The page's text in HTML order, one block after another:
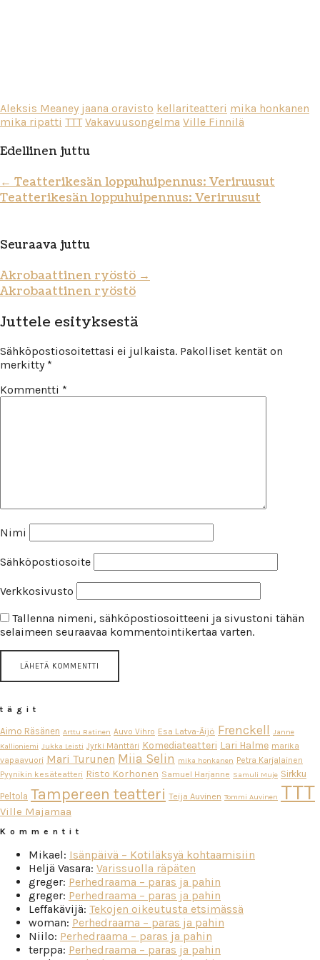
Aleksis Meaney jaana oravisto kellariteatteri mika honkanen
mika ripatti TTT Vakavuusongelma Ville Finnilä
Edellinen juttu
← Teatterikesän loppuhuipennus: Veriruusut
Teatterikesän loppuhuipennus: Veriruusut
Seuraava juttu
Akrobaattinen ryöstö →
Akrobaattinen ryöstö
Juttele esityksestä
Sähköpostiosoitettasi ei julkaista. Pakolliset kentät on
merkitty *
Kommentti *
Nimi
Sähköpostiosoite
Verkkosivusto
Tallenna nimeni, sähköpostiosoitteeni ja sivustoni tähän
selaimeen seuraavaa kommentointikertaa varten.
tägit
Aimo Räsänen Arttu Ratinen Auvo Vihro Esa Latva-Äijö Frenckell
Janne
Kallioniemi Jukka Leisti Jyrki Mänttäri Komediateatteri Lari Halme marika
vapaavuori Mari Turunen Miia Selin mika honkanen Petra Karjalainen
Pyynikin kesäteatteri Risto Korhonen Samuel Harjanne Samuli Muje Sirkku
Peltola Tampereen teatteri Teija Auvinen Tommi Auvinen TTT
Ville Majamaa
Kommentit
Mikael: Isänpäivä – Kotiläksyä kohtaamisiin
Heljä Vasara: Varissuolla räpäten
greger: Perhedraama – paras ja pahin
greger: Perhedraama – paras ja pahin
Leffakävijä: Tekojen oikeutusta etsimässä
woman: Perhedraama – paras ja pahin
Niilo: Perhedraama – paras ja pahin
terppa: Perhedraama – paras ja pahin